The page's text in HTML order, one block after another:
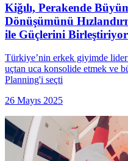
Kiğılı, Perakende
Dönüşümünü
ile Güçlerini Birleştiriyor
Türkiye’nin erkek giyimde lider
uçtan uca konsolide etmek ve
Planning'i seçti
26 Mayıs 2025